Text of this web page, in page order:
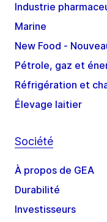
Industrie
Marine
New Food -
Pétrole, gaz et
Réfrigération et
Élevage laitier
Société
À propos de GEA
Durabilité
Investisseurs